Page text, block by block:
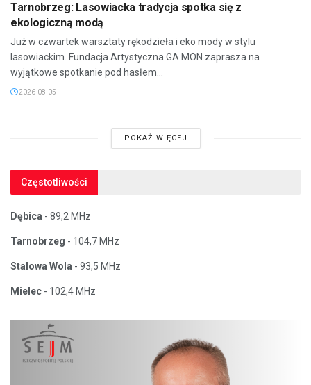
Tarnobrzeg: Lasowiacka tradycja spotka się z
ekologiczną modą
Już w czwartek warsztaty rękodzieła i eko mody w stylu
lasowiackim. Fundacja Artystyczna GA MON zaprasza na
wyjątkowe spotkanie pod hasłem...
2026-08-05
POKAŻ WIĘCEJ
Częstotliwości
Dębica - 89,2 MHz
Tarnobrzeg - 104,7 MHz
Stalowa Wola - 93,5 MHz
Mielec - 102,4 MHz